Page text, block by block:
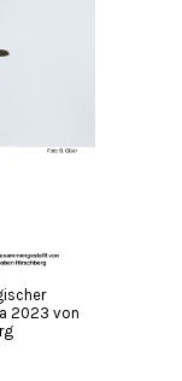
2023 von